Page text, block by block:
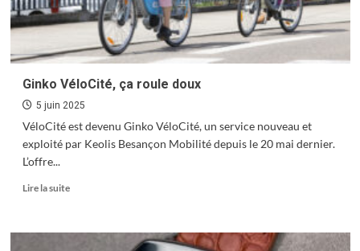
4
Sensationnelles Grandes Heures Nature
Ginko VéloCité, ça roule doux
5 juin 2025
VéloCité est devenu Ginko VéloCité, un service nouveau et
exploité par Keolis Besançon Mobilité depuis le 20 mai dernier.
L’offre...
Lire la suiteEn
sur